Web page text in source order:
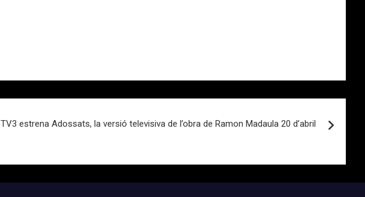
TV3 estrena Adossats, la versió televisiva de l’obra de Ramon Madaula 20 d’abril